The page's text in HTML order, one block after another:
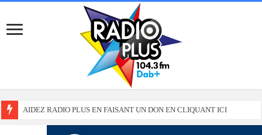
AIDEZ RADIO PLUS EN FAISANT UN DON EN CLIQUANT ICI